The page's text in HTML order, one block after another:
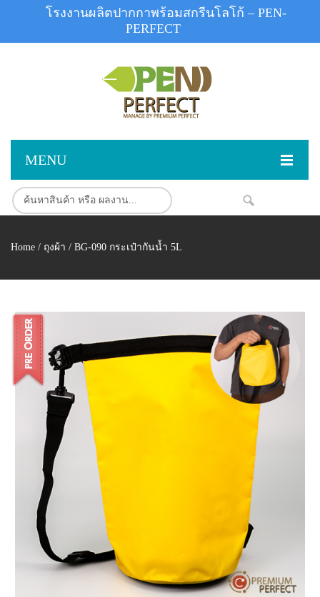
MENU
หน้าแรก
ปากกาพลาสติก
ปากกาโลหะ
ปากกาเน้นข้อความ
ปากกาตั้งโต๊ะ
ปากกา USB
ปากกาหมึกซึม
ปากกาทัชสกรีน
ปากกาลบได้ NEW
ปากกาเคมี
ปากกา Quantum
ดินสอไม้
ถุงผ้า กระเป๋าผ้า
สินค้าสต็อก
ผลงานสินค้า
ผลงานโรงงานปากกา
ติดต่อเรา
บทความ
เกี่ยวกับเรา
วิธีการชำระเงิน
โชว์รูม
ขอใบเสนอราคา
Home / ถุงผ้า / BG-090 กระเป๋ากันน้ำ 5L
โรงงานผลิตปากกาพร้อมสกรีนโลโก้ – PEN-
PERFECT